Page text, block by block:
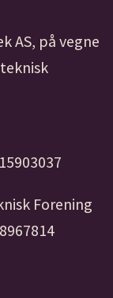
AS, på vegne
Forening